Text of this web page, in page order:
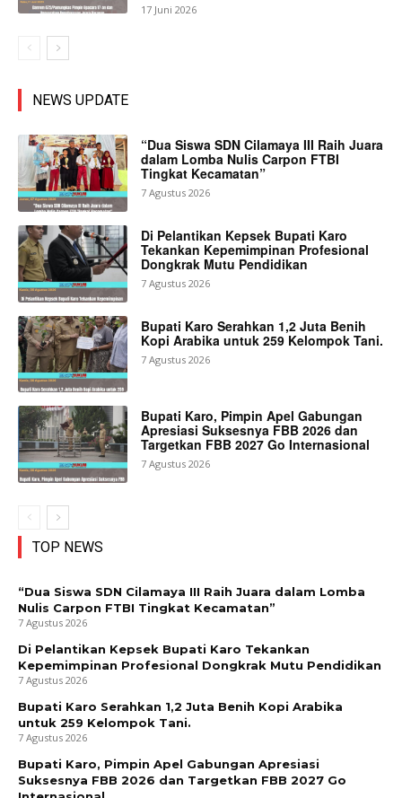
17 Juni 2026
NEWS UPDATE
“Dua Siswa SDN Cilamaya III Raih Juara
dalam Lomba Nulis Carpon FTBI
Tingkat Kecamatan”
7 Agustus 2026
Di Pelantikan Kepsek Bupati Karo
Tekankan Kepemimpinan Profesional
Dongkrak Mutu Pendidikan
7 Agustus 2026
Bupati Karo Serahkan 1,2 Juta Benih
Kopi Arabika untuk 259 Kelompok Tani.
7 Agustus 2026
Bupati Karo, Pimpin Apel Gabungan
Apresiasi Suksesnya FBB 2026 dan
Targetkan FBB 2027 Go Internasional
7 Agustus 2026
TOP NEWS
“Dua Siswa SDN Cilamaya III Raih Juara dalam Lomba
Nulis Carpon FTBI Tingkat Kecamatan”
7 Agustus 2026
Di Pelantikan Kepsek Bupati Karo Tekankan
Kepemimpinan Profesional Dongkrak Mutu Pendidikan
7 Agustus 2026
Bupati Karo Serahkan 1,2 Juta Benih Kopi Arabika
untuk 259 Kelompok Tani.
7 Agustus 2026
Bupati Karo, Pimpin Apel Gabungan Apresiasi
Suksesnya FBB 2026 dan Targetkan FBB 2027 Go